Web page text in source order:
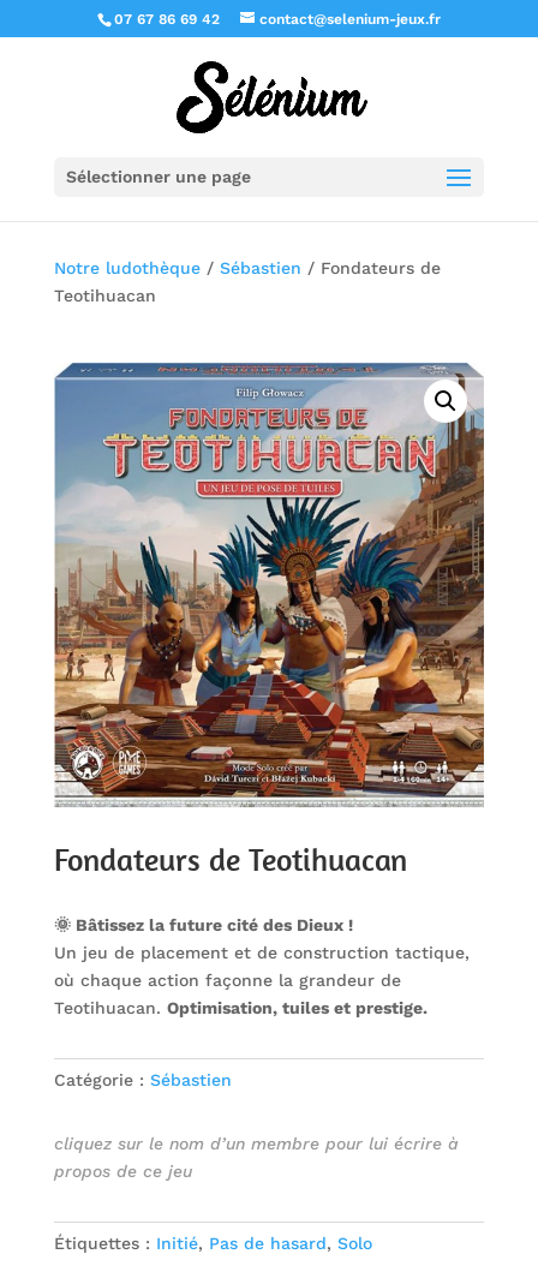
07 67 86 69 42 contact@selenium-jeux.fr
Sélectionner une page
Notre ludothèque/ Sébastien / Fondateurs de
Teotihuacan
Fondateurs de Teotihuacan
🌞 Bâtissez la future cité des Dieux !
Un jeu de placement et de construction tactique,
où chaque action façonne la grandeur de
Teotihuacan. Optimisation, tuiles et prestige.
Catégorie : Sébastien
cliquez sur le nom d’un membre pour lui écrire à
propos de ce jeu
Étiquettes : Initié, Pas de hasard, Solo